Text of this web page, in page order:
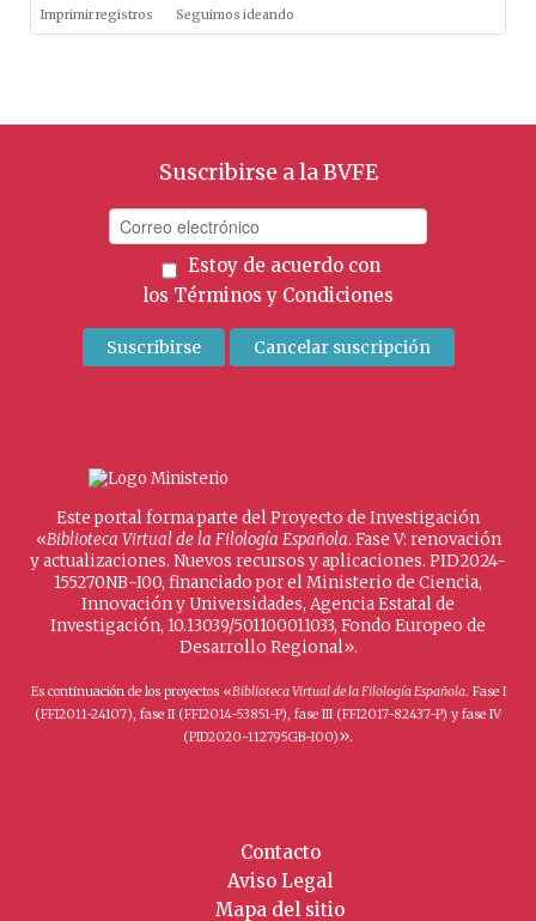
Imprimir registros Seguimos ideando
Suscribirse a la BVFE
Estoy de acuerdo con
los Términos y Condiciones
Este portal forma parte del Proyecto de Investigación
«Biblioteca Virtual de la Filología Española. Fase V: renovación
y actualizaciones. Nuevos recursos y aplicaciones. PID2024-
155270NB-I00, financiado por el Ministerio de Ciencia,
Innovación y Universidades, Agencia Estatal de
Investigación, 10.13039/501100011033, Fondo Europeo de
Desarrollo Regional».
Es continuación de los proyectos «Biblioteca Virtual de la Filología Española. Fase I
(FFI2011-24107), fase II (FFI2014-53851-P), fase III (FFI2017-82437-P) y fase IV
(PID2020-112795GB-I00)».
Contacto
Aviso Legal
Mapa del sitio